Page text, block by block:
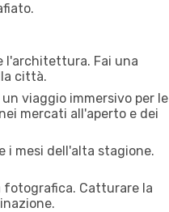
l'architettura. Fai una
città.
viaggio immersivo per le
mercati all'aperto e dei
mesi dell'alta stagione.
fotografica. Catturare la